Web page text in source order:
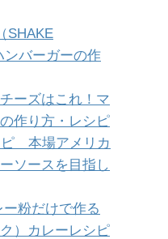
SHAKE
ンバーガーの作
ーズはこれ！マ
作り方・レシピ
ピ 本場アメリカ
ソースを目指し
ー粉だけで作る
）カレーレシピ